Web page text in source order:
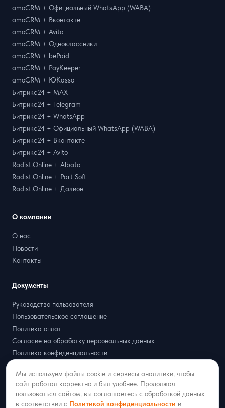
amoCRM + Официальный WhatsApp (WABA)
amoCRM + Вконтакте
amoCRM + Avito
amoCRM + Одноклассники
amoCRM + bePaid
amoCRM + PayKeeper
amoCRM + ЮKassa
Битрикс24 + MAX
Битрикс24 + Telegram
Битрикс24 + WhatsApp
Битрикс24 + Официальный WhatsApp (WABA)
Битрикс24 + Вконтакте
Битрикс24 + Avito
Radist.Online + Albato
Radist.Online + Part Soft
Radist.Online + Далион
О компании
О нас
Новости
Контакты
Документы
Руководство пользователя
Пользовательское соглашение
Политика оплат
Согласие на обработку персональных данных
Политика конфиденциальности
Партнёрская оферта
Мы используем файлы cookie и сервисы аналитики, чтобы
сайт работал корректно и был удобнее. Продолжая
пользоваться сайтом, вы соглашаетесь с обработкой данных
в соответствии с Политикой конфиденциальности и